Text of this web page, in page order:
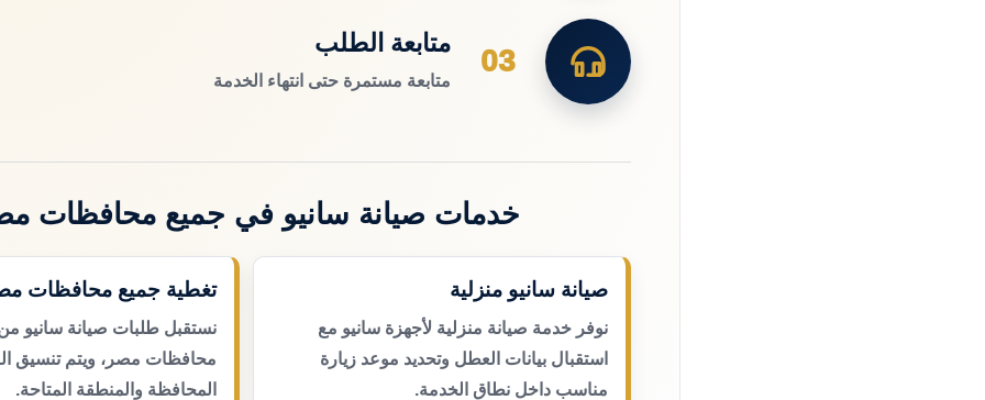
03
متابعة الطلب
متابعة مستمرة حتى انتهاء الخدمة
خدمات صيانة سانيو في جميع محافظات
صيانة سانيو منزلية
نوفر خدمة صيانة منزلية لأجهزة سانيو مع
استقبال بيانات العطل وتحديد موعد زيارة
مناسب داخل نطاق الخدمة.
تغطية جميع محافظات
نستقبل طلبات صيانة سانيو
محافظات مصر، ويتم تنسيق
المحافظة والمنطقة المتاحة.